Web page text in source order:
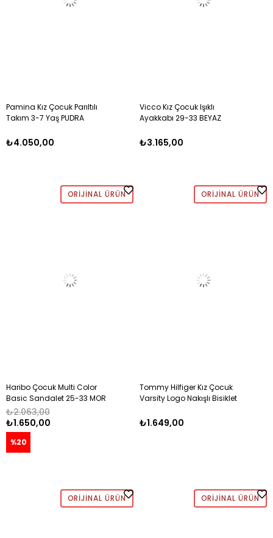
Pamina Kız Çocuk Parıltılı
Takım 3-7 Yaş PUDRA
₺4.050,00
Vicco Kız Çocuk Işıklı
Ayakkabı 29-33 BEYAZ
₺3.165,00
ORIJINAL ÜRÜN
Haribo Çocuk Multi Color
Basic Sandalet 25-33 MOR
₺1.650,00
₺2.063,00
%20
ORIJINAL ÜRÜN
Tommy Hilfiger Kız Çocuk
Varsity Logo Nakışlı Bisiklet
BEYAZ
₺1.649,00
ORIJINAL ÜRÜN ORIJINAL ÜRÜN